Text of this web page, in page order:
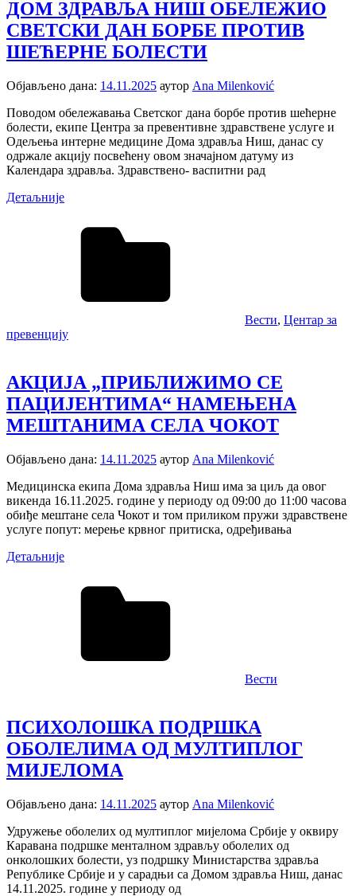
ДОМ ЗДРАВЉА НИШ ОБЕЛЕЖИО
СВЕТСКИ ДАН БОРБЕ ПРОТИВ
ШЕЋЕРНЕ БОЛЕСТИ
Објављено дана: 14.11.2025 аутор Ana Milenković
Поводом обележавања Светског дана борбе против шећерне
болести, екипе Центра за превентивне здравствене услуге и
Одељења интерне медицине Дома здравља Ниш, данас су
одржале акцију посвећену овом значајном датуму из
Календара здравља. Здравствено- васпитни рад
Детаљније
Вести, Центар за
превенцију
АКЦИЈА „ПРИБЛИЖИМО СЕ
ПАЦИЈЕНТИМА“ НАМЕЊЕНА
МЕШТАНИМА СЕЛА ЧОКОТ
Објављено дана: 14.11.2025 аутор Ana Milenković
Медицинска екипа Дома здравља Ниш има за циљ да овог
викенда 16.11.2025. године у периоду од 09:00 до 11:00 часова
обиђе мештане села Чокот и том приликом пружи здравствене
услуге попут: мерење крвног притиска, одређивањa
Детаљније
Вести
ПСИХОЛОШКА ПОДРШКА
ОБОЛЕЛИМА ОД МУЛТИПЛОГ
МИЈЕЛОМА
Објављено дана: 14.11.2025 аутор Ana Milenković
Удружење оболелих од мултиплог мијелома Србије у оквиру
Каравана подршке менталном здрављу оболелих од
онколошких болести, уз подршку Министарства здравља
Републике Србије и у сарадњи са Домом здравља Ниш, данас
14.11.2025. године у периоду од